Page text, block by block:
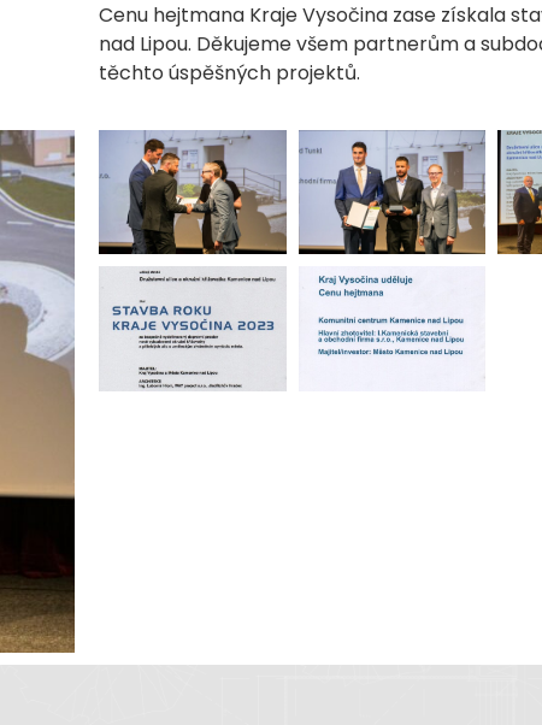
Cenu hejtmana Kraje Vysočina zase získala
nad Lipou. Děkujeme všem partnerům a
těchto úspěšných projektů.